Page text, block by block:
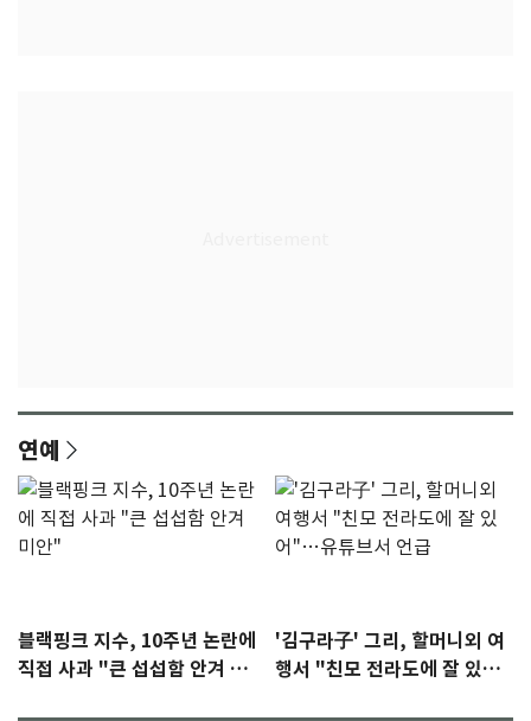
연예
블랙핑크 지수, 10주년 논란에
직접 사과 "큰 섭섭함 안겨 미
'김구라子' 그리, 할머니외 여
행서 "친모 전라도에 잘 있